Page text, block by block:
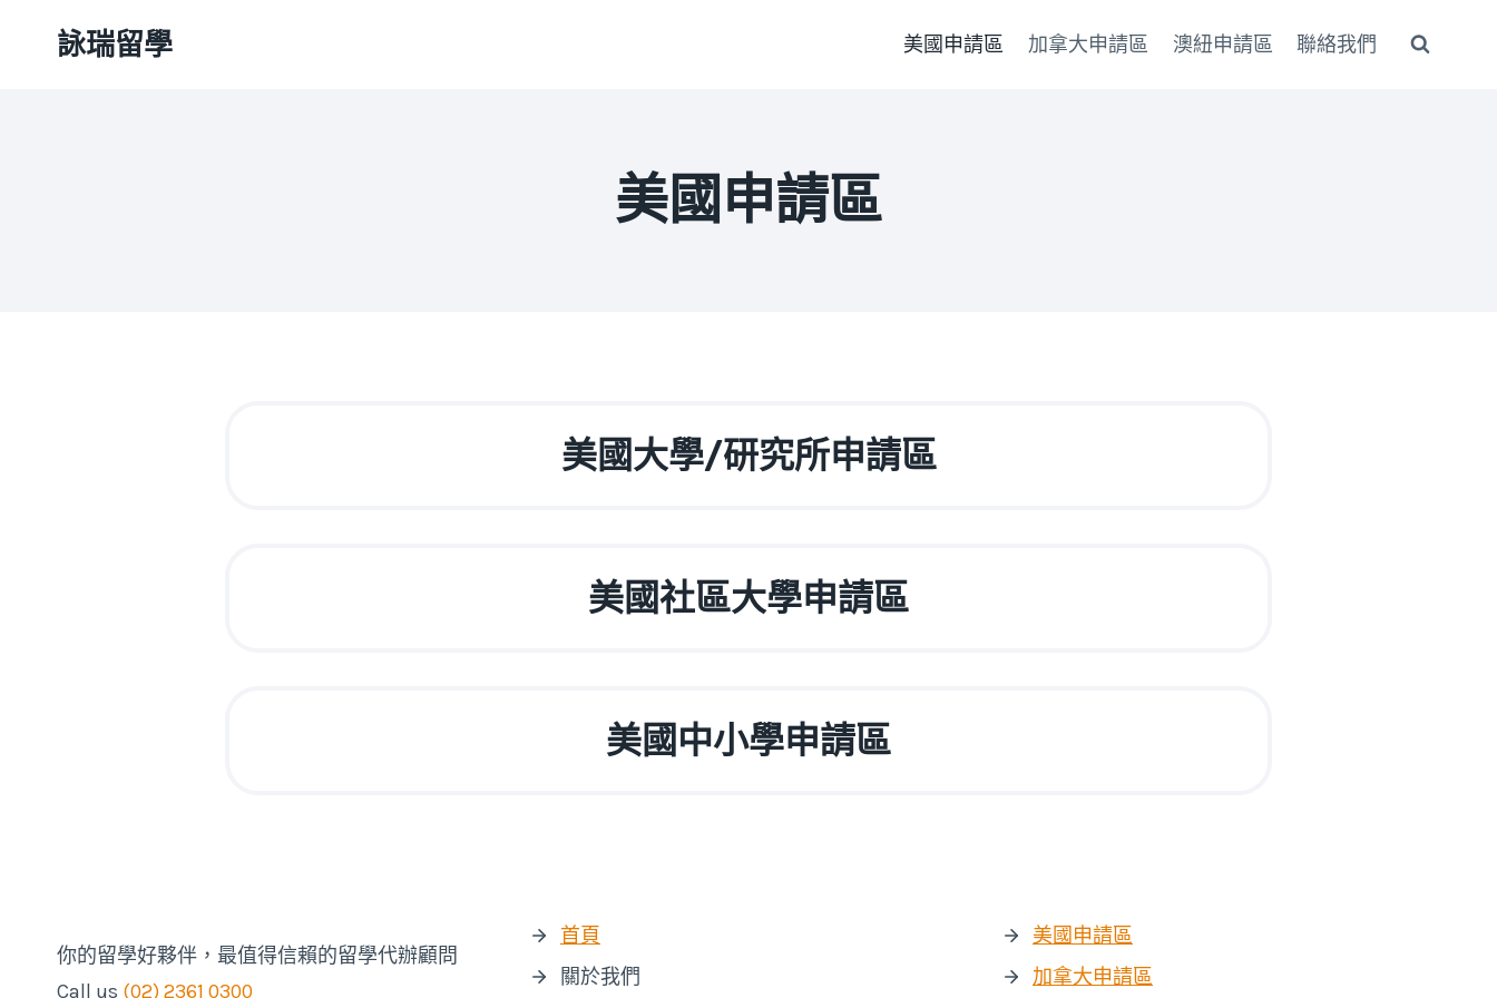
詠瑞留學 美國申請區 加拿大申請區 澳紐申請區 聯絡我們
美國申請區
美國大學/研究所申請區
美國社區大學申請區
美國中小學申請區
你的留學好夥伴，最值得信賴的留學代辦顧問
Call us (02) 2361 0300
首頁
關於我們
美國申請區
加拿大申請區